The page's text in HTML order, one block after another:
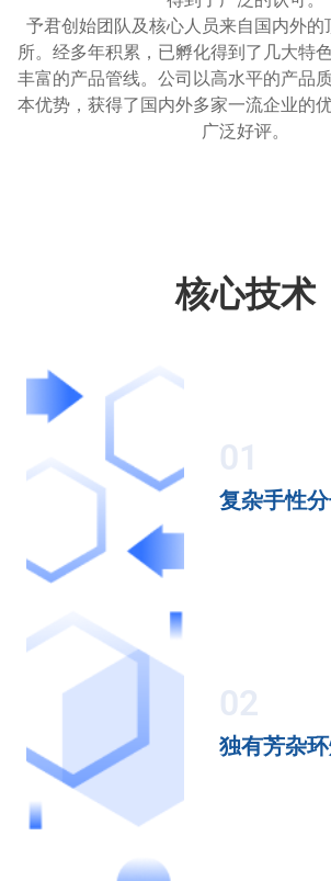
予君创始团队及核心人员来自国内外
所。经多年积累，已孵化得到了几大特
丰富的产品管线。公司以高水平的产品
本优势，获得了国内外多家一流企业的
广泛好评。
核心技术
01
复杂手性
02
独有芳杂